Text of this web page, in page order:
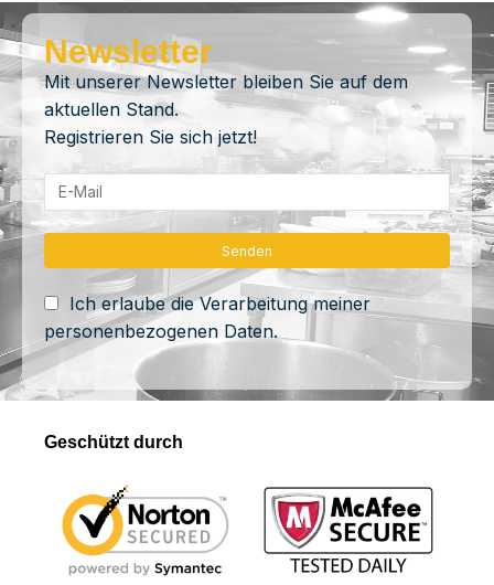
Newsletter
Mit unserer Newsletter bleiben Sie auf dem
aktuellen Stand.
Registrieren Sie sich jetzt!
Ich erlaube die Verarbeitung meiner
personenbezogenen Daten.
Geschützt durch